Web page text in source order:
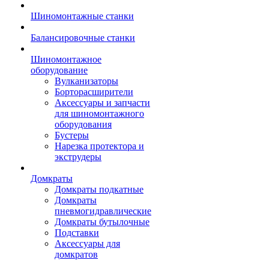
Шиномонтажные станки
Балансировочные станки
Шиномонтажное
оборудование
Вулканизаторы
Борторасширители
Аксессуары и запчасти
для шиномонтажного
оборудования
Бустеры
Нарезка протектора и
экструдеры
Домкраты
Домкраты подкатные
Домкраты
пневмогидравлические
Домкраты бутылочные
Подставки
Аксессуары для
домкратов